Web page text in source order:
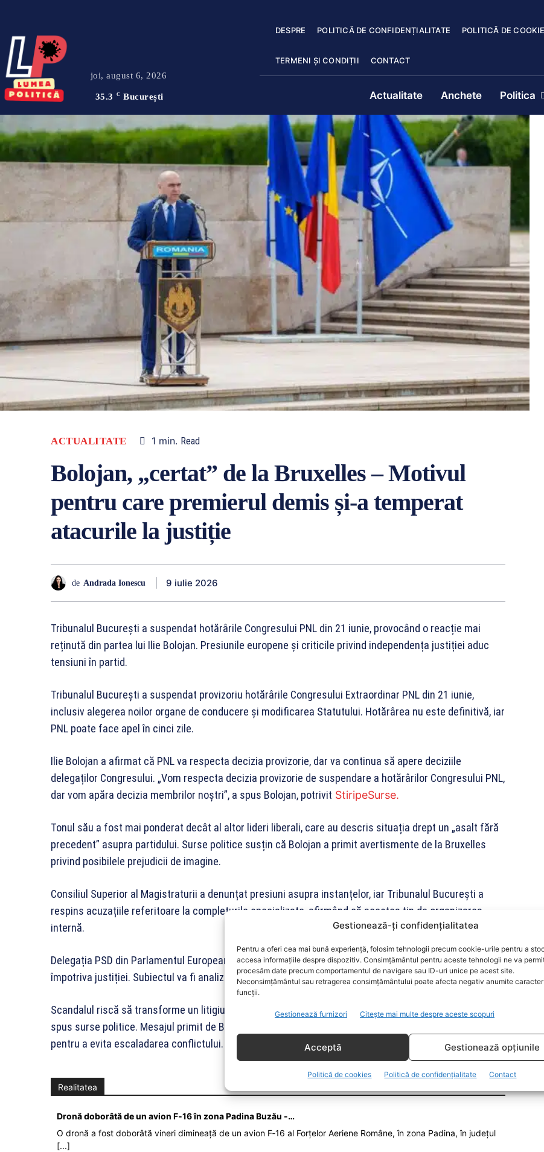
Gestionează-ți confidențialitatea
Pentru a oferi cea mai bună experiență, folosim tehnologii precum cookie-urile pentru a
accesa informațiile despre dispozitiv. Consimțământul pentru aceste tehnologii ne va
procesăm date precum comportamentul de navigare sau ID-uri unice pe acest site.
Neconsimțământul sau retragerea consimțământului poate afecta negativ anumite
funcții.
Gestionează furnizori Citește mai multe despre aceste scopuri
Acceptă Gestionează opțiunile
Politică de cookies Politică de confidențialitate Contact
joi, august 6, 2026
35.3 C București
DESPRE POLITICĂ DE CONFIDENȚIALITATE POLITICĂ DE
TERMENI ȘI CONDIȚII CONTACT
Actualitate Anchete Politica
ACTUALITATE 1 min. Read
Bolojan, „certat” de la Bruxelles – Motivul
pentru care premierul demis și-a temperat
atacurile la justiție
de Andrada Ionescu 9 iulie 2026
Tribunalul București a suspendat hotărârile Congresului PNL din 21 iunie, provocând o reacție mai
reținută din partea lui Ilie Bolojan. Presiunile europene și criticile privind independența justiției aduc
tensiuni în partid.
Tribunalul București a suspendat provizoriu hotărârile Congresului Extraordinar PNL din 21 iunie,
inclusiv alegerea noilor organe de conducere și modificarea Statutului. Hotărârea nu este definitivă, iar
PNL poate face apel în cinci zile.
Ilie Bolojan a afirmat că PNL va respecta decizia provizorie, dar va continua să apere deciziile
delegaților Congresului. „Vom respecta decizia provizorie de suspendare a hotărârilor Congresului PNL,
dar vom apăra decizia membrilor noștri”, a spus Bolojan, potrivit StiripeSurse.
Tonul său a fost mai ponderat decât al altor lideri liberali, care au descris situația drept un „asalt fără
precedent” asupra partidului. Surse politice susțin că Bolojan a primit avertismente de la Bruxelles
privind posibilele prejudicii de imagine.
Consiliul Superior al Magistraturii a denunțat presiuni asupra instanțelor, iar Tribunalul București a
respins acuzațiile referitoare la completurile specializate, afirmând că acestea țin de organizarea
internă.
Delegația PSD din Parlamentul European a sesizat Comisia LIBE, acuzând atacuri ale PNL și USR
împotriva justiției. Subiectul va fi analizat în contextul dialogului european privind statul de drept.
Scandalul riscă să transforme un litigiu intern într-un caz european despre presiuni asupra justiției, au
spus surse politice. Mesajul primit de Bolojan arată că PNL trebuie să gestioneze cu atenție situația
pentru a evita escaladarea conflictului.
Realitatea
Dronă doborâtă de un avion F‑16 în zona Padina Buzău -…
O dronă a fost doborâtă vineri dimineață de un avion F‑16 al Forțelor Aeriene Române, în zona Padina, în județul
[...]